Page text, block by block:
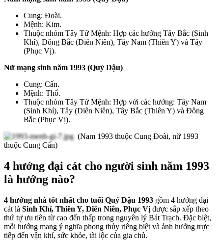
Cung: Đoài.
Mệnh: Kim.
Thuộc nhóm Tây Tứ Mệnh: Hợp các hướng Tây Bắc (Sinh
Khí), Đông Bắc (Diên Niên), Tây Nam (Thiên Y) và Tây
(Phục Vị).
Nữ mạng sinh năm 1993 (Quý Dậu)
Cung: Cấn.
Mệnh: Thổ.
Thuộc nhóm Tây Tứ Mệnh: Hợp với các hướng: Tây Nam
(Sinh Khí), Tây (Diên Niên), Tây Bắc (Thiên Y) và Đông
Bắc (Phục Vị).
(Nam 1993 thuộc Cung Đoài, nữ 1993
thuộc Cung Cấn)
4 hướng đại cát cho người sinh năm 1993
là hướng nào?
4 hướng nhà tốt nhất cho tuổi Quý Dậu 1993 gồm 4 hướng đại
cát là Sinh Khí, Thiên Y, Diên Niên, Phục Vị được sắp xếp theo
thứ tự ưu tiên từ cao đến thấp trong nguyên lý Bát Trạch. Đặc biệt,
mỗi hướng mang ý nghĩa phong thủy riêng biệt và ảnh hưởng trực
tiếp đến vận khí, sức khỏe, tài lộc của gia chủ.